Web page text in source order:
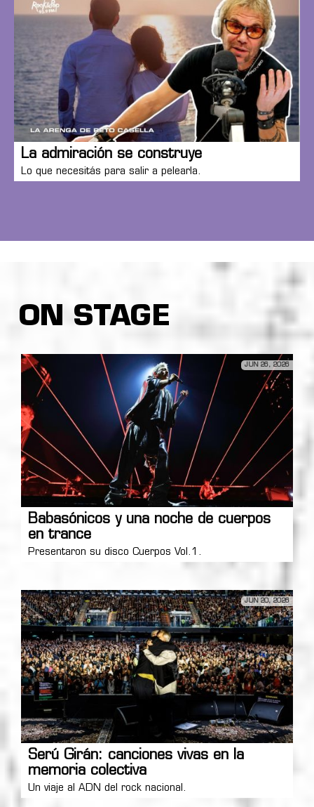
La admiración se construye
Lo que necesitás para salir a pelearla.
ON STAGE
JUN 26, 2026
Babasónicos y una noche de cuerpos
en trance
Presentaron su disco Cuerpos Vol.1.
JUN 20, 2026
Serú Girán: canciones vivas en la
memoria colectiva
Un viaje al ADN del rock nacional.